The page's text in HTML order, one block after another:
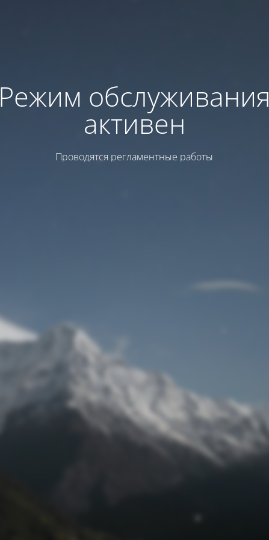
Режим
активен
Проводятся регламентные работы